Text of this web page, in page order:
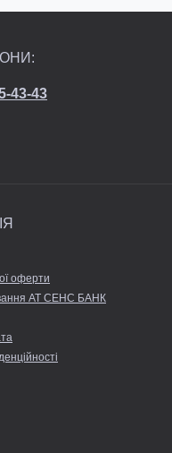
43-43
оферти
АТ СЕНС БАНК